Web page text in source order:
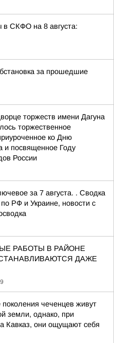
в СКФО на 8 августа:
за прошедшие
торжеств имени Дагуна
торжественное
ко Дню
и посвященное Году
России
за 7 августа. . Сводка
РФ и Украине, новости с
РАБОТЫ В РАЙОНЕ
ДАЖЕ
чеченцев живут
земли, однако, при
Кавказ, они ощущают себя